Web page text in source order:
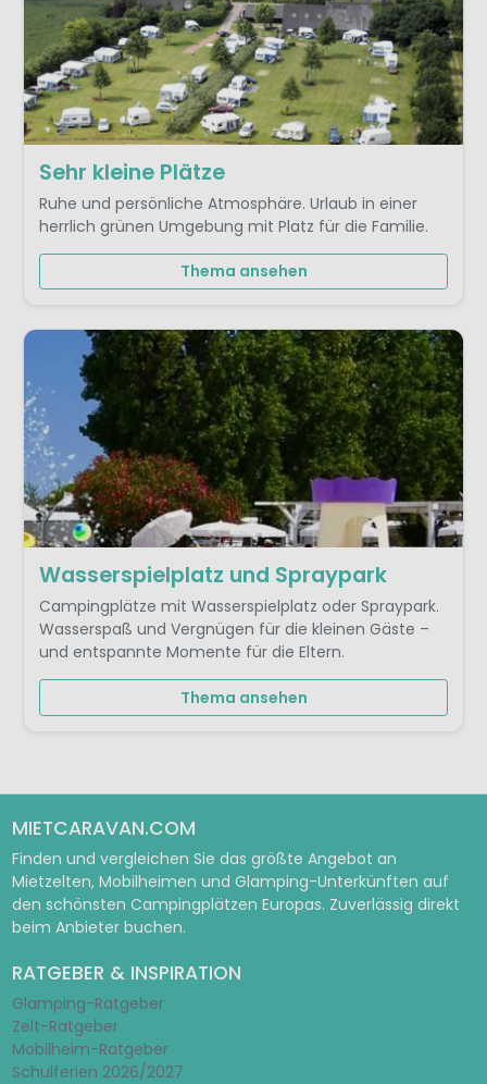
Sehr kleine Plätze
Ruhe und persönliche Atmosphäre. Urlaub in einer
herrlich grünen Umgebung mit Platz für die Familie.
Thema ansehen
Wasserspielplatz und Spraypark
Campingplätze mit Wasserspielplatz oder Spraypark.
Wasserspaß und Vergnügen für die kleinen Gäste –
und entspannte Momente für die Eltern.
Thema ansehen
MIETCARAVAN.COM
Finden und vergleichen Sie das größte Angebot an
Mietzelten, Mobilheimen und Glamping-Unterkünften auf
den schönsten Campingplätzen Europas. Zuverlässig direkt
beim Anbieter buchen.
RATGEBER & INSPIRATION
Glamping-Ratgeber
Zelt-Ratgeber
Mobilheim-Ratgeber
Schulferien 2026/2027